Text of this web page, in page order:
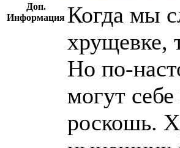
Доп.
Информация Когда мы
хрущевке,
Но по-
могут
роскошь.